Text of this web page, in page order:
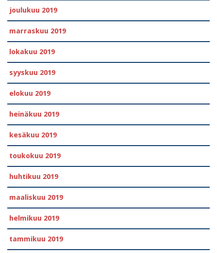
joulukuu 2019
marraskuu 2019
lokakuu 2019
syyskuu 2019
elokuu 2019
heinäkuu 2019
kesäkuu 2019
toukokuu 2019
huhtikuu 2019
maaliskuu 2019
helmikuu 2019
tammikuu 2019